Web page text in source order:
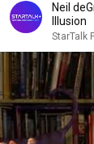
Neil
Illusion
StarTalk